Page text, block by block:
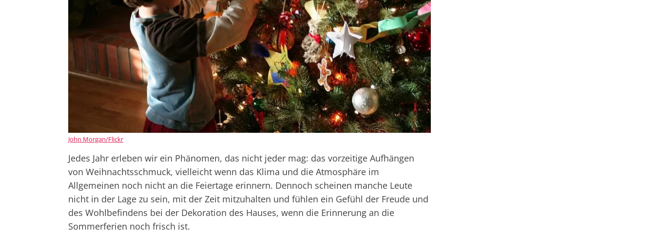
John Morgan/Flickr
Jedes Jahr erleben wir ein Phänomen, das nicht jeder mag: das vorzeitige Aufhängen
von Weihnachtsschmuck, vielleicht wenn das Klima und die Atmosphäre im
Allgemeinen noch nicht an die Feiertage erinnern. Dennoch scheinen manche Leute
nicht in der Lage zu sein, mit der Zeit mitzuhalten und fühlen ein Gefühl der Freude und
des Wohlbefindens bei der Dekoration des Hauses, wenn die Erinnerung an die
Sommerferien noch frisch ist.